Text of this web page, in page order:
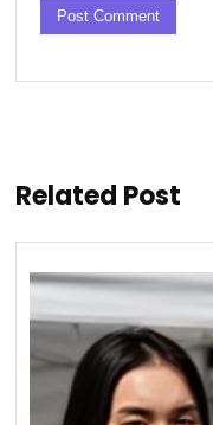
Related Post